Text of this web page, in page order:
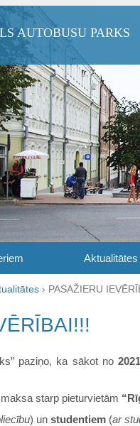
AUTOBUSU PARKS
Aktualitātes
› PASAŽIERU
paziņo, ka sākot no
starp pieturvietām
) un studentiem (ar